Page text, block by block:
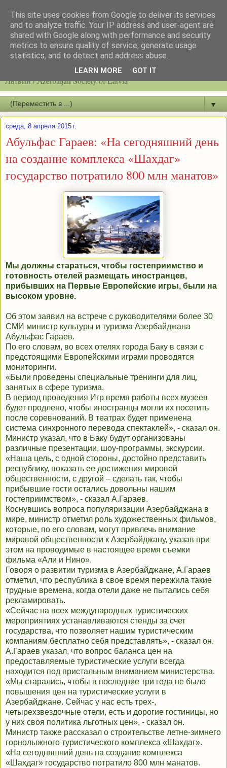
Latvijas azerbaidžāņu biedrību / Общество азербайджанцев
Латвии / Azerbaijan Society of Latvia
▼
среда, 8 апреля 2015 г.
Абульфас Гараев: «На сегодняшний день
на создание комплекса «Шахдаг»
государство потратило 800 млн манатов»
Мы должны стараться, чтобы гостеприимство и
готовность отелей размещать иностранцев,
прибывших на Первые Европейские игры, были на
высоком уровне.
Об этом заявил на встрече с руководителями более 30
СМИ министр культуры и туризма Азербайджана
Абульфас Гараев.
По его словам, во всех отелях города Баку в связи с
предстоящими Европейскими играми проводятся
мониторинги.
«Были проведены специальные тренинги для лиц,
занятых в сфере туризма.
В период проведения Игр время работы всех музеев
будет продлено, чтобы иностранцы могли их посетить
после соревнований. В театрах будет применена
система синхронного перевода спектаклей», - сказал он.
Министр указал, что в Баку будут организованы
различные презентации, шоу-программы, экскурсии.
«Наша цель, с одной стороны, достойно представить
республику, показать ее достижения мировой
общественности, с другой – сделать так, чтобы
прибывшие гости остались довольны нашим
гостеприимством», - сказал А.Гараев.
Коснувшись вопроса популяризации Азербайджана в
мире, министр отметил роль художественных фильмов,
которые, по его словам, могут привлечь внимание
мировой общественности к Азербайджану, указав при
этом на проводимые в настоящее время съемки
фильма «Али и Нино».
Говоря о развитии туризма в Азербайджане, А.Гараев
отметил, что республика в свое время пережила такие
трудные времена, когда отели даже не пытались себя
рекламировать.
«Сейчас на всех международных туристических
мероприятиях устанавливаются стенды за счет
государства, что позволяет нашим туристическим
компаниям бесплатно себя представлять», - сказал он.
А.Гараев указал, что вопрос баланса цен на
предоставляемые туристические услуги всегда
находится под пристальным вниманием министерства.
«Мы старались, чтобы в последние три года не было
повышения цен на туристические услуги в
Азербайджане. Сейчас у нас есть трех-,
четырехзвездочные отели, есть и дорогие гостиницы, но
у них своя политика льготных цен», - сказал он.
Министр также рассказал о строительстве летне-зимнего
горнолыжного туристического комплекса «Шахдаг».
«На сегодняшний день на создание комплекса
«Шахдаг» государство потратило 800 млн манатов.
This site uses cookies from Google to deliver its services
and to analyze traffic. Your IP address and user-agent are
shared with Google along with performance and security
metrics to ensure quality of service, generate usage
statistics, and to detect and address abuse.
LEARN MORE GOT IT